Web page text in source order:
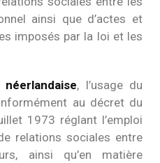
ainsi que d’actes et
imposés par la loi et les
, l’usage du
au décret du
1973 réglant l’emploi
relations sociales entre
ainsi qu’en matière